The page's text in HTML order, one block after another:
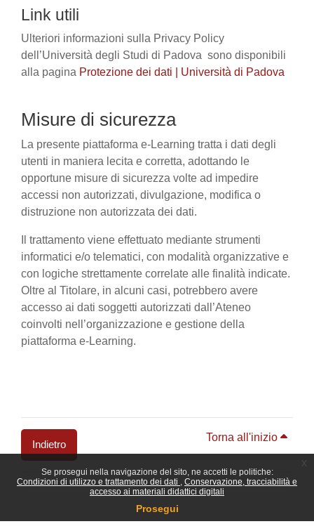
Se prosegui nella navigazione del sito, ne accetti le politiche:
Condizioni di utilizzo e trattamento dei dati
Conservazione, tracciabilità e
accesso ai materiali didattici digitali
Prosegui
Link utili
Ulteriori informazioni sulla Privacy Policy
dell’Università degli Studi di Padova sono disponibili
alla pagina Protezione dei dati | Università di Padova
Misure di sicurezza
La presente piattaforma e-Learning tratta i dati degli
utenti in maniera lecita e corretta, adottando le
opportune misure di sicurezza volte ad impedire
accessi non autorizzati, divulgazione, modifica o
distruzione non autorizzata dei dati.
Il trattamento viene effettuato mediante strumenti
informatici e/o telematici, con modalità organizzative e
con logiche strettamente correlate alle finalità indicate.
Oltre al Titolare, in alcuni casi, potrebbero avere
accesso ai dati soggetti autorizzati dall’Ateneo
coinvolti nell’organizzazione e gestione della
piattaforma e-Learning.
Indietro
Torna all'inizio
Blocchi